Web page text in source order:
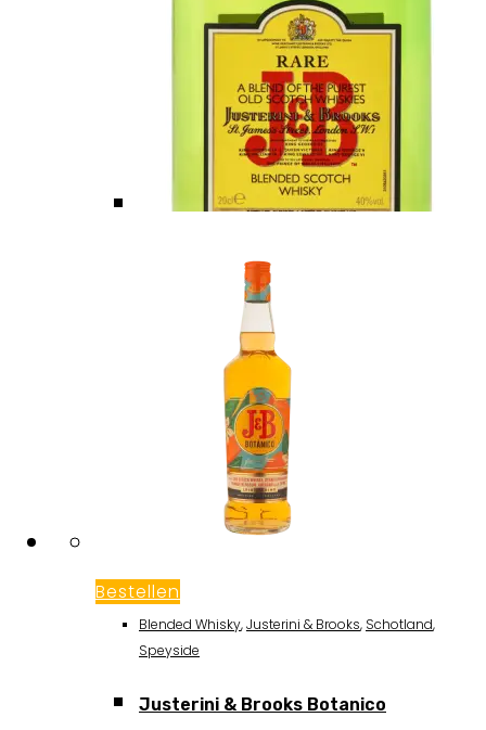
Bestellen
Blended Whisky,Justerini & Brooks, Schotland,
Speyside
Justerini & Brooks Botanico